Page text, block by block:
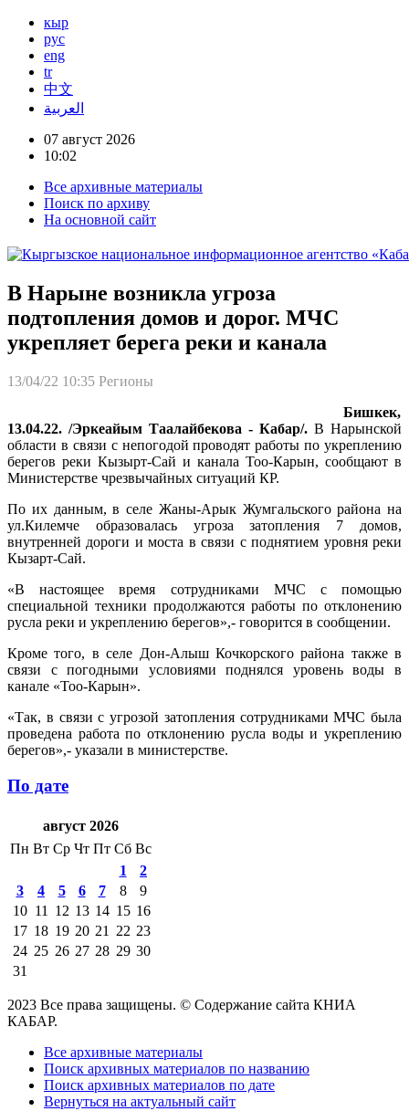
кыр
рус
eng
tr
中文
العربية
07 август 2026
10:02
Все архивные материалы
Поиск по архиву
На основной сайт
В Нарыне возникла угроза
подтопления домов и дорог. МЧС
укрепляет берега реки и канала
13/04/22 10:35 Регионы
Бишкек,
13.04.22. /Эркеайым Таалайбекова - Кабар/. В Нарынской
области в связи с непогодой проводят работы по укреплению
берегов реки Кызырт-Сай и канала Тоо-Карын, сообщают в
Министерстве чрезвычайных ситуаций КР.
По их данным, в селе Жаны-Арык Жумгальского района на
ул.Килемче образовалась угроза затопления 7 домов,
внутренней дороги и моста в связи с поднятием уровня реки
Кызарт-Сай.
«В настоящее время сотрудниками МЧС с помощью
специальной техники продолжаются работы по отклонению
русла реки и укреплению берегов»,- говорится в сообщении.
Кроме того, в селе Дон-Алыш Кочкорского района также в
связи с погодными условиями поднялся уровень воды в
канале «Тоо-Карын».
«Так, в связи с угрозой затопления сотрудниками МЧС была
проведена работа по отклонению русла воды и укреплению
берегов»,- указали в министерстве.
По дате
август 2026
Пн Вт Ср Чт Пт Сб Вс
1
2
3
4 5 6 7 8
9
10 11 12 13 14 15 16
17 18 19 20 21 22 23
24 25 26 27 28 29 30
31
2023 Все права защищены. © Содержание сайта КНИА
КАБАР.
Все архивные материалы
Поиск архивных материалов по названию
Поиск архивных материалов по дате
Вернуться на актуальный сайт